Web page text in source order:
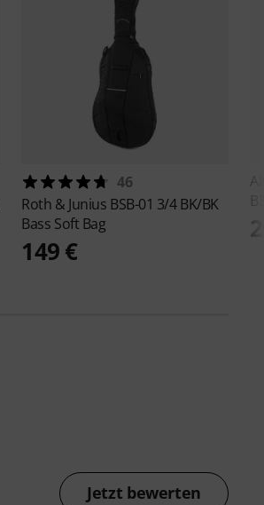
46
Roth & Junius BSB-01 3/4 BK/BK
Bass Soft Bag
149 €
Jetzt bewerten